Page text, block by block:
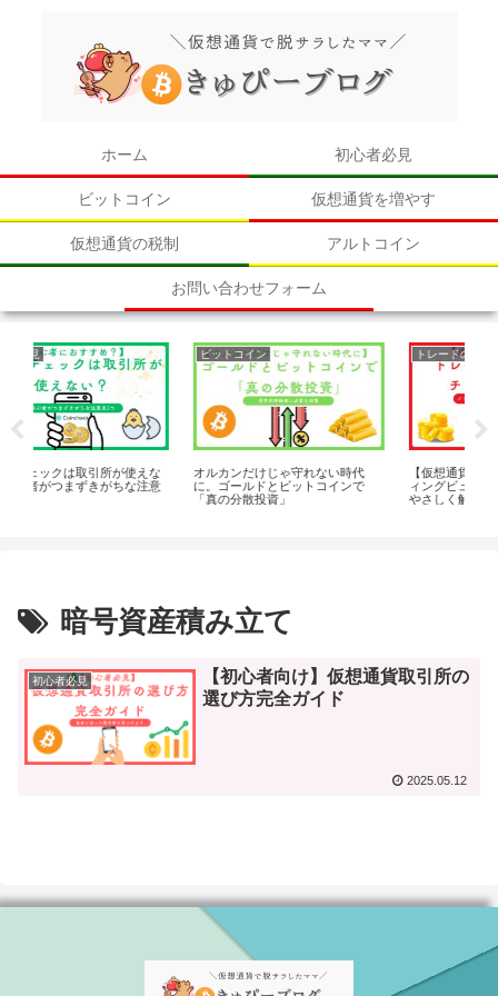
ホーム 初心者必見
ビットコイン 仮想通貨を増やす
仮想通貨の税制 アルトコイン
お問い合わせフォーム
ットコイン
カンだけじゃ守れない時代
ゴールドとビットコインで
トレードの知識
【仮想通貨初心者向け】トレーデ
ィングビューチャートの使い方を
やさしく解説！
初心者必見
メルカリの仮
ルコイン」の
お得な活用術
暗号資産積み立て
初心者必見
【初心者向け】仮想通貨取引所の
選び方完全ガイド
2025.05.12